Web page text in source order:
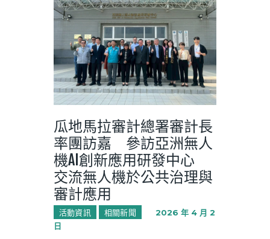
瓜地馬拉審計總署審計長
率團訪嘉 參訪亞洲無人
機AI創新應用研發中心
交流無人機於公共治理與
審計應用
活動資訊 相關新聞
2026 年 4 月 2
日